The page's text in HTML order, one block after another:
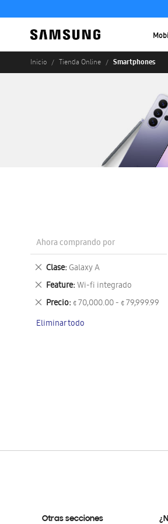
Inicio Tienda Online Smartphones
Ahora comprando por
Clase Galaxy A
Eliminar
este
artículo
Feature Wi-fi integrado
Eliminar
este
artículo
Precio ¢ 70,000.00 - ¢ 79,999.99
Eliminar
artículo
Eliminar todo
Otras secciones